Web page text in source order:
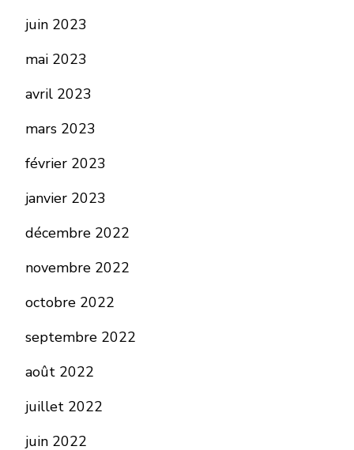
juin 2023
mai 2023
avril 2023
mars 2023
février 2023
janvier 2023
décembre 2022
novembre 2022
octobre 2022
septembre 2022
août 2022
juillet 2022
juin 2022